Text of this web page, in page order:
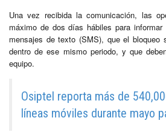
Una vez recibida la comunicación, las
máximo de dos días hábiles para
mensajes de texto (SMS), que el bloqueo
dentro de ese mismo periodo, y que
equipo.
Osiptel reporta más de
líneas móviles durante mayo